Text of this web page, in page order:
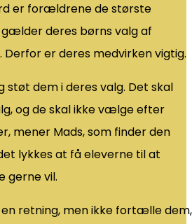
er forældrene de største
deres børns valg af
Derfor er deres medvirken vigtig.
støt dem i deres valg. Det skal
og de skal ikke vælge efter
mener Mads, som finder den
lykkes at få eleverne til at
gerne vil.
en retning, men ikke fortælle dem,